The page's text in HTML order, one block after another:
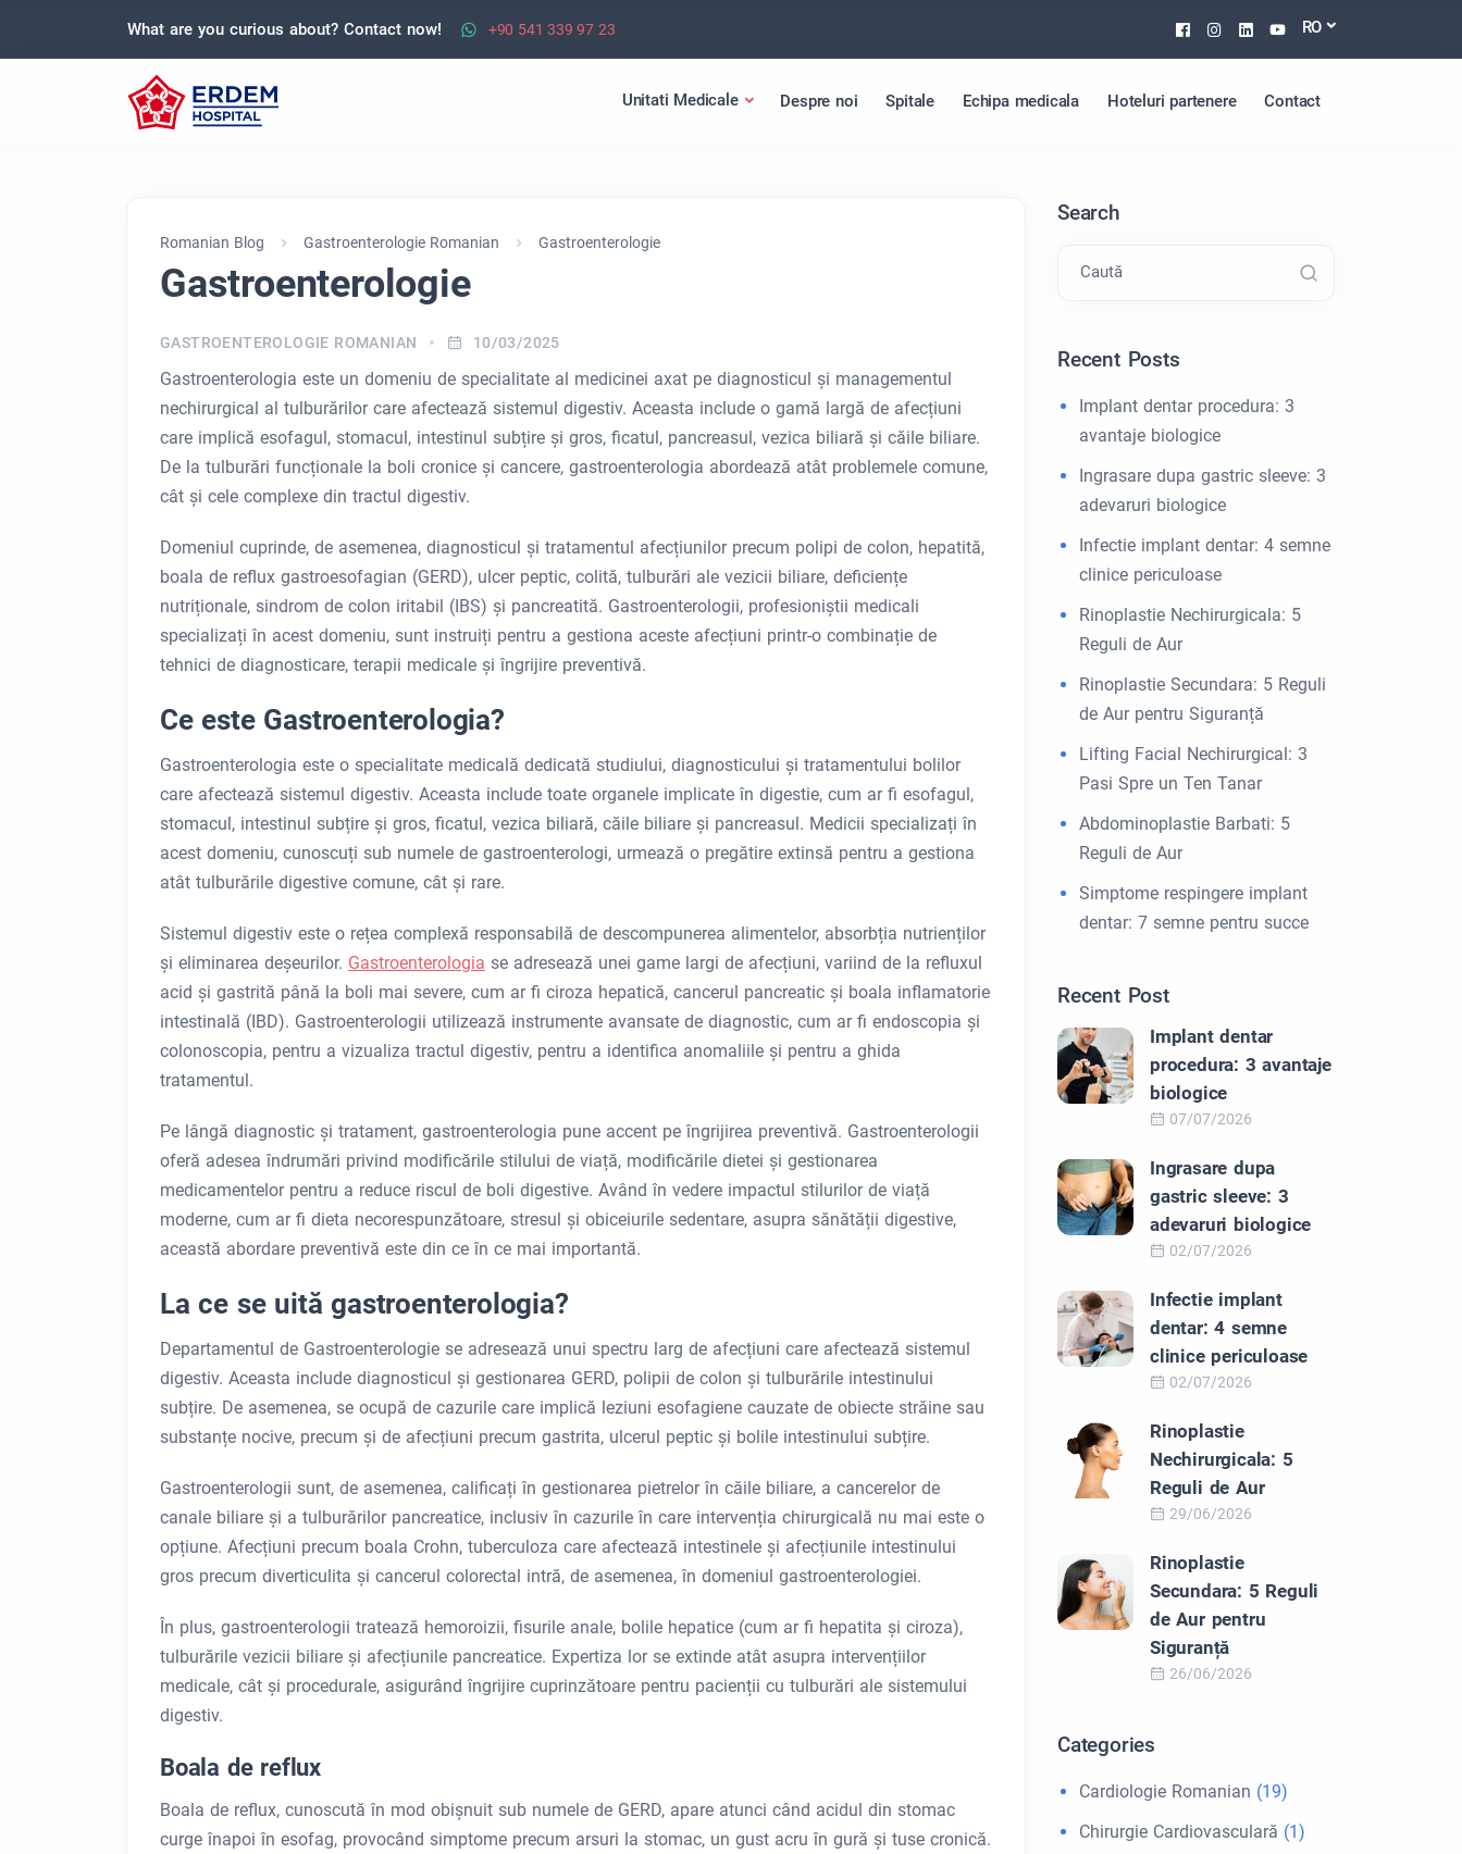
What are you curious about? Contact now! +90 541 339 97 23 Facebook
Instagram
Linkedin
Youtube
RO
Unitati Medicale Despre noi Spitale Echipa medicala Hoteluri partenere Contact
Romanian Blog Gastroenterologie Romanian Gastroenterologie
Gastroenterologie
GASTROENTEROLOGIE ROMANIAN 10/03/2025
Gastroenterologia este un domeniu de specialitate al medicinei axat pe diagnosticul și managementul
nechirurgical al tulburărilor care afectează sistemul digestiv. Aceasta include o gamă largă de afecțiuni
care implică esofagul, stomacul, intestinul subțire și gros, ficatul, pancreasul, vezica biliară și căile biliare.
De la tulburări funcționale la boli cronice și cancere, gastroenterologia abordează atât problemele comune,
cât și cele complexe din tractul digestiv.
Domeniul cuprinde, de asemenea, diagnosticul și tratamentul afecțiunilor precum polipi de colon, hepatită,
boala de reflux gastroesofagian (GERD), ulcer peptic, colită, tulburări ale vezicii biliare, deficiențe
nutriționale, sindrom de colon iritabil (IBS) și pancreatită. Gastroenterologii, profesioniștii medicali
specializați în acest domeniu, sunt instruiți pentru a gestiona aceste afecțiuni printr-o combinație de
tehnici de diagnosticare, terapii medicale și îngrijire preventivă.
Ce este Gastroenterologia?
Gastroenterologia este o specialitate medicală dedicată studiului, diagnosticului și tratamentului bolilor
care afectează sistemul digestiv. Aceasta include toate organele implicate în digestie, cum ar fi esofagul,
stomacul, intestinul subțire și gros, ficatul, vezica biliară, căile biliare și pancreasul. Medicii specializați în
acest domeniu, cunoscuți sub numele de gastroenterologi, urmează o pregătire extinsă pentru a gestiona
atât tulburările digestive comune, cât și rare.
Sistemul digestiv este o rețea complexă responsabilă de descompunerea alimentelor, absorbția nutrienților
și eliminarea deșeurilor. Gastroenterologia se adresează unei game largi de afecțiuni, variind de la refluxul
acid și gastrită până la boli mai severe, cum ar fi ciroza hepatică, cancerul pancreatic și boala inflamatorie
intestinală (IBD). Gastroenterologii utilizează instrumente avansate de diagnostic, cum ar fi endoscopia și
colonoscopia, pentru a vizualiza tractul digestiv, pentru a identifica anomaliile și pentru a ghida
tratamentul.
Pe lângă diagnostic și tratament, gastroenterologia pune accent pe îngrijirea preventivă. Gastroenterologii
oferă adesea îndrumări privind modificările stilului de viață, modificările dietei și gestionarea
medicamentelor pentru a reduce riscul de boli digestive. Având în vedere impactul stilurilor de viață
moderne, cum ar fi dieta necorespunzătoare, stresul și obiceiurile sedentare, asupra sănătății digestive,
această abordare preventivă este din ce în ce mai importantă.
La ce se uită gastroenterologia?
Departamentul de Gastroenterologie se adresează unui spectru larg de afecțiuni care afectează sistemul
digestiv. Aceasta include diagnosticul și gestionarea GERD, polipii de colon și tulburările intestinului
subțire. De asemenea, se ocupă de cazurile care implică leziuni esofagiene cauzate de obiecte străine sau
substanțe nocive, precum și de afecțiuni precum gastrita, ulcerul peptic și bolile intestinului subțire.
Gastroenterologii sunt, de asemenea, calificați în gestionarea pietrelor în căile biliare, a cancerelor de
canale biliare și a tulburărilor pancreatice, inclusiv în cazurile în care intervenția chirurgicală nu mai este o
opțiune. Afecțiuni precum boala Crohn, tuberculoza care afectează intestinele și afecțiunile intestinului
gros precum diverticulita și cancerul colorectal intră, de asemenea, în domeniul gastroenterologiei.
În plus, gastroenterologii tratează hemoroizii, fisurile anale, bolile hepatice (cum ar fi hepatita și ciroza),
tulburările vezicii biliare și afecțiunile pancreatice. Expertiza lor se extinde atât asupra intervențiilor
medicale, cât și procedurale, asigurând îngrijire cuprinzătoare pentru pacienții cu tulburări ale sistemului
digestiv.
Boala de reflux
Boala de reflux, cunoscută în mod obișnuit sub numele de GERD, apare atunci când acidul din stomac
curge înapoi în esofag, provocând simptome precum arsuri la stomac, un gust acru în gură și tuse cronică.
Search
Caută
Recent Posts
Implant dentar procedura: 3
avantaje biologice
Ingrasare dupa gastric sleeve: 3
adevaruri biologice
Infectie implant dentar: 4 semne
clinice periculoase
Rinoplastie Nechirurgicala: 5
Reguli de Aur
Rinoplastie Secundara: 5 Reguli
de Aur pentru Siguranță
Lifting Facial Nechirurgical: 3
Pasi Spre un Ten Tanar
Abdominoplastie Barbati: 5
Reguli de Aur
Simptome respingere implant
dentar: 7 semne pentru succe
Recent Post
Implant dentar
procedura: 3 avantaje
biologice
07/07/2026
Ingrasare dupa
gastric sleeve: 3
adevaruri biologice
02/07/2026
Infectie implant
dentar: 4 semne
clinice periculoase
02/07/2026
Rinoplastie
Nechirurgicala: 5
Reguli de Aur
29/06/2026
Rinoplastie
Secundara: 5 Reguli
de Aur pentru
Siguranță
26/06/2026
Categories
Cardiologie Romanian (19)
Chirurgie Cardiovasculară (1)